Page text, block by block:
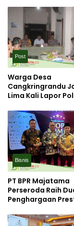
Post
Warga Desa
Cangkringrandu
Lima Kali Lapor
Kasus Kecelakaan
Bisnis
PT BPR Majatama
Perseroda Raih
Penghargaan
2026